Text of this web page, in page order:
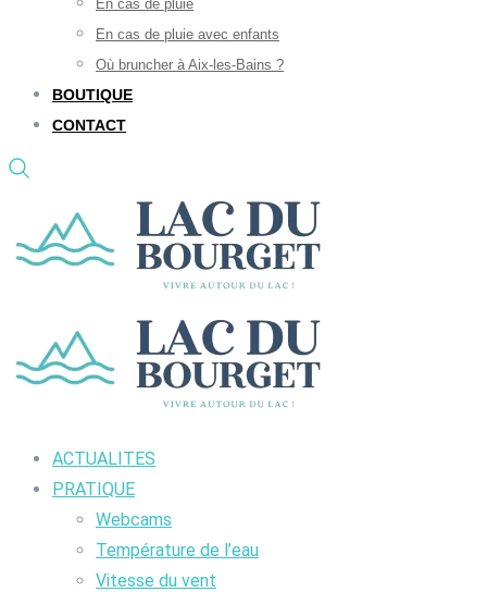
En cas de pluie
En cas de pluie avec enfants
Où bruncher à Aix-les-Bains ?
BOUTIQUE
CONTACT
ACTUALITES
PRATIQUE
Webcams
Température de l’eau
Vitesse du vent